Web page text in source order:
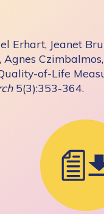
Erhart, Jeanet
of-Life
5(3):353-364.